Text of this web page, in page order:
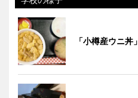
「小樽産ウニ丼」